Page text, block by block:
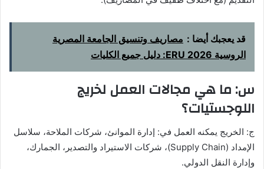
قد يعجبك أيضا : مصاريف وتنسيق الجامعة المصرية
الروسية ERU 2026: دليل جميع الكليات
س: ما هي مجالات العمل لخريج
اللوجستيات؟
ج: الخريج يمكنه العمل في: إدارة الموانئ، شركات الملاحة، سلاسل
الإمداد (Supply Chain)، شركات الاستيراد والتصدير، الجمارك،
وإدارة النقل الدولي.